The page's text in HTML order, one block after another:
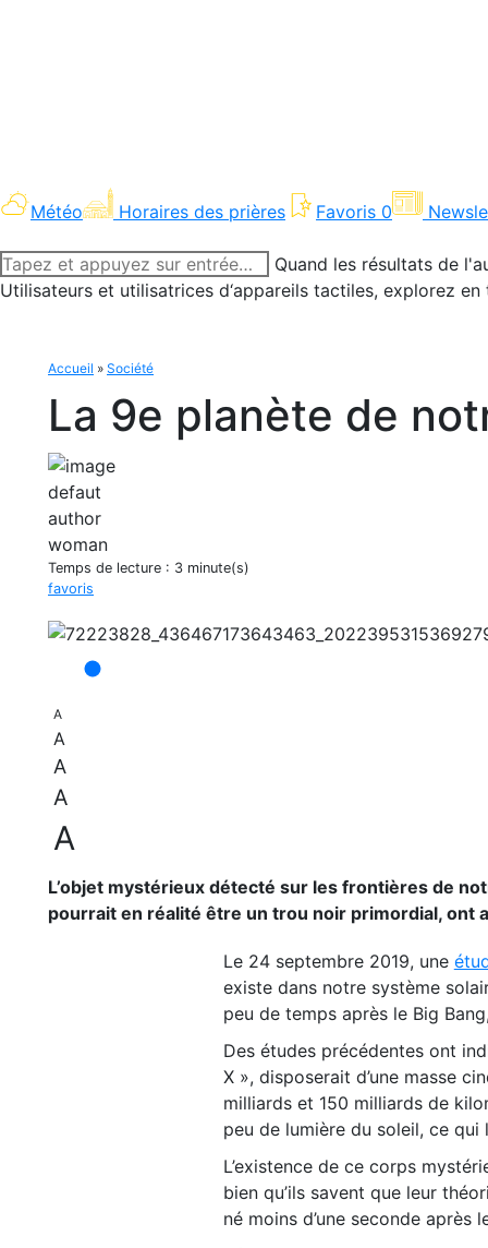
Météo Horaires des prières Favoris 0
Recherche
:
Quand les résultats de
Utilisateurs et utilisatrices d‘appareils tactiles, explorez
Accueil » Société
La 9e planète de
Temps de lecture : 3 minute(s)
favoris
A
A
A
A
A
L’objet mystérieux détecté sur les frontières de
pourrait en réalité être un trou noir primordial, ont
Le 24 septembre 2019, une
existe dans notre système
peu de temps après le Big
Des études précédentes ont
X », disposerait d’une masse
milliards et 150 milliards de
peu de lumière du soleil, ce
L’existence de ce corps
bien qu’ils savent que leur
né moins d’une seconde